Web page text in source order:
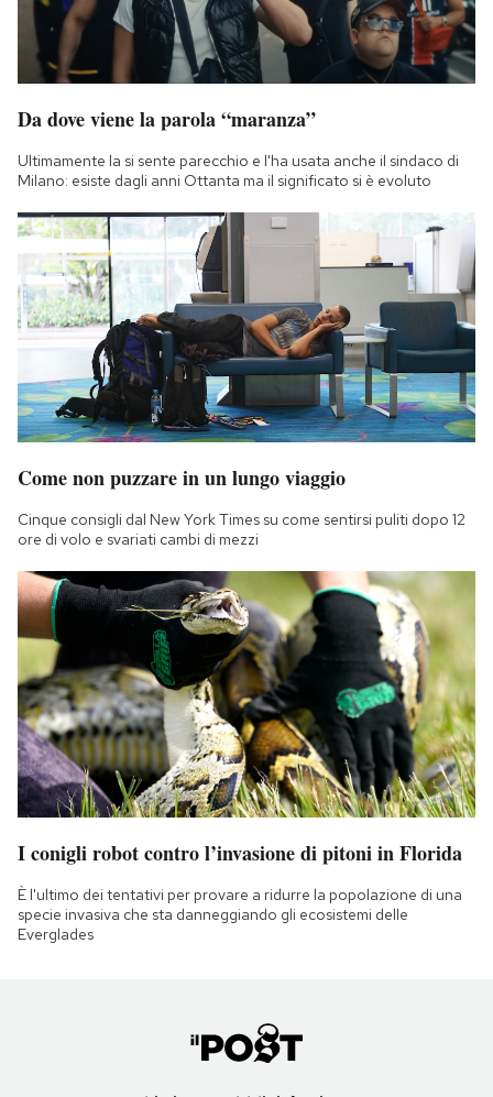
Da dove viene la parola “maranza”
Ultimamente la si sente parecchio e l'ha usata anche il sindaco di
Milano: esiste dagli anni Ottanta ma il significato si è evoluto
Come non puzzare in un lungo viaggio
Cinque consigli dal New York Times su come sentirsi puliti dopo 12
ore di volo e svariati cambi di mezzi
I conigli robot contro l’invasione di pitoni in Florida
È l'ultimo dei tentativi per provare a ridurre la popolazione di una
specie invasiva che sta danneggiando gli ecosistemi delle
Everglades